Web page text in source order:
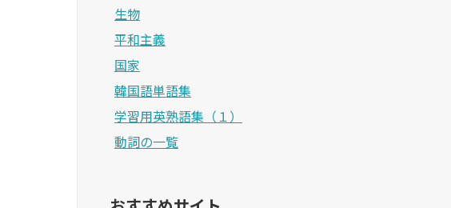
生物
平和主義
国家
韓国語単語集
学習用英熟語集（１）
動詞の一覧